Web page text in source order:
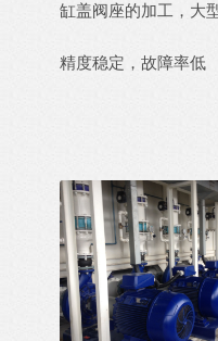
缸盖阀座的加工，大
精度稳定，故障率低